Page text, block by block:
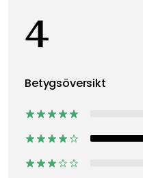
4
Betygsöversikt